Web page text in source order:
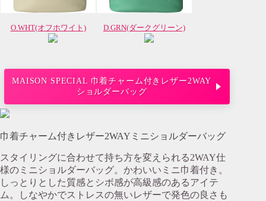
O.WHT(オフホワイト) D.GRN(ダークグリーン)
MAISON SPECIAL 巾着チャーム付きレザー2WAY
ショルダーバッグ
巾着チャーム付きレザー2WAYミニショルダーバッグ
スタイリングに合わせて持ち方を変えられる2WAY仕
様のミニショルダーバッグ。かわいいミニ巾着付き。
しっとりとした質感とシボ感が高級感のあるアイテ
ム。しなやかでストレスの無いレザーで発色の良さも